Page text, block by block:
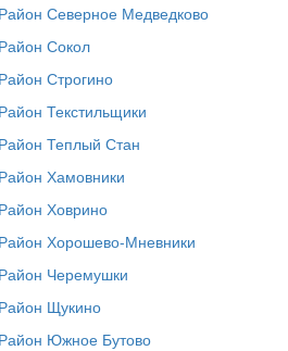
Северное Медведково
Сокол
Строгино
Текстильщики
Теплый Стан
Хамовники
Ховрино
Хорошево-Мневники
Черемушки
Щукино
Южное Бутово